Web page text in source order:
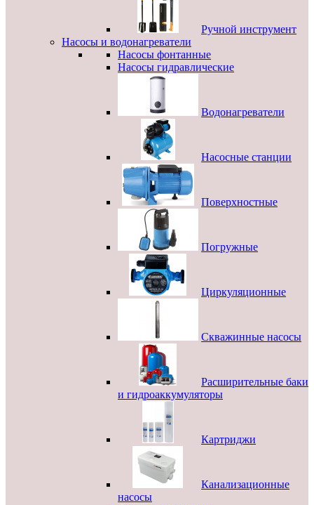
Ручной инструмент
Насосы и водонагреватели
Насосы фонтанные
Насосы гидравлические
Водонагреватели
Насосные станции
Поверхностные
Погружные
Циркуляционные
Скважинные насосы
Расширительные баки
и гидроаккумуляторы
Картриджи
Канализационные
насосы